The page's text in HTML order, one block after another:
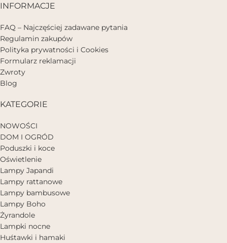
INFORMACJE
FAQ – Najczęściej zadawane pytania
Regulamin zakupów
Polityka prywatności i Cookies
Formularz reklamacji
Zwroty
Blog
KATEGORIE
NOWOŚCI
DOM I OGRÓD
Poduszki i koce
Oświetlenie
Lampy Japandi
Lampy rattanowe
Lampy bambusowe
Lampy Boho
Żyrandole
Lampki nocne
Huśtawki i hamaki